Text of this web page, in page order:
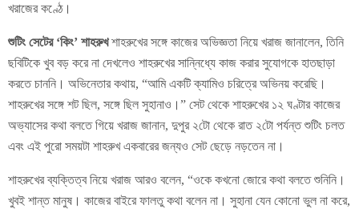
খরাজের কণ্ঠে।
শুটিং সেটের ‘কিং’ শাহরুখশাহরুখের সঙ্গে কাজের অভিজ্ঞতা নিয়ে খরাজ জানালেন, তিনি
ছবিটিকে খুব বড় করে না দেখলেও শাহরুখের সান্নিধ্যে কাজ করার সুযোগকে হাতছাড়া
করতে চাননি। অভিনেতার কথায়, “আমি একটি ক্যামিও চরিত্রে অভিনয় করেছি।
শাহরুখের সঙ্গে শট ছিল, সঙ্গে ছিল সুহানাও।” সেট থেকে শাহরুখের ১২ ঘণ্টার কাজের
অভ্যাসের কথা বলতে গিয়ে খরাজ জানান, দুপুর ২টো থেকে রাত ২টো পর্যন্ত শুটিং চলত
এবং এই পুরো সময়টা শাহরুখ একবারের জন্যও সেট ছেড়ে নড়তেন না।
শাহরুখের ব্যক্তিত্ব নিয়ে খরাজ আরও বলেন, “ওকে কখনো জোরে কথা বলতে শুনিনি।
খুবই শান্ত মানুষ। কাজের বাইরে ফালতু কথা বলেন না। সুহানা যেন কোনো ভুল না করে,